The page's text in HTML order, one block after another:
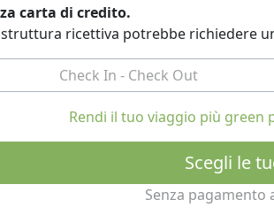
cena e colazione, una breve
a pelo spedizione e l'uso della
carta di credito.
ricettiva potrebbe richiedere
Rendi il tuo viaggio più green
Scegli le
Senza pagamento